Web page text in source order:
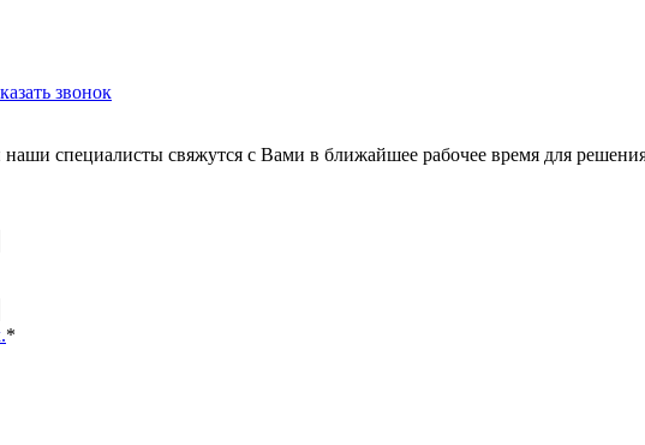
звонок
специалисты свяжутся с Вами в ближайшее рабочее время для
*